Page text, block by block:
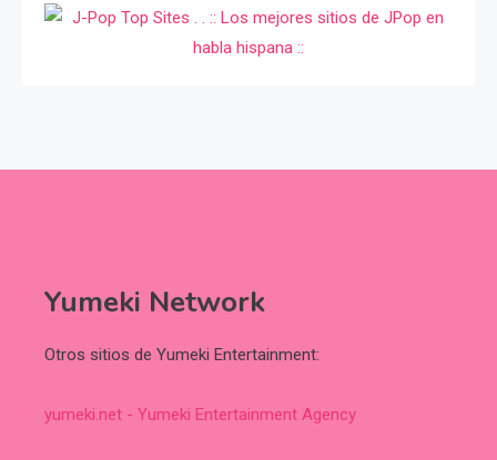
Yumeki Network
Otros sitios de Yumeki Entertainment:
yumeki.net - Yumeki Entertainment Agency